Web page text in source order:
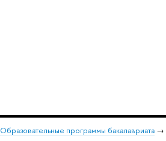
Образовательные программы бакалавриата→